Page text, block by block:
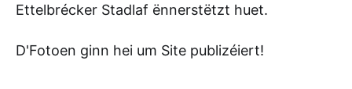
Ettelbrécker Stadlaf ënnerstëtzt huet.
D'Fotoen ginn hei um Site publizéiert!